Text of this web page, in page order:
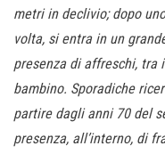
metri in declivio; dopo
volta, si entra in un
presenza di affreschi, tra
bambino. Sporadiche
partire dagli anni 70 del
presenza, all’interno, di